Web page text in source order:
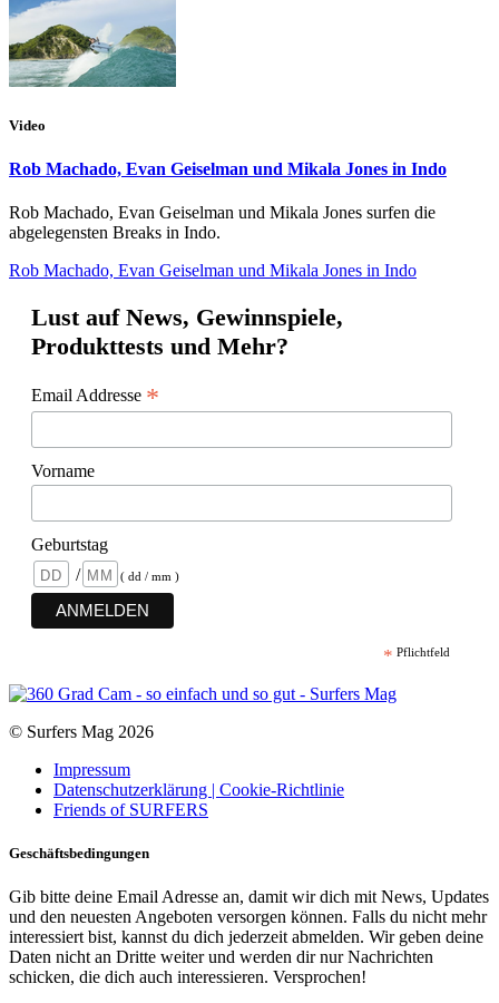
Video
Rob Machado, Evan Geiselman und Mikala Jones in Indo
Rob Machado, Evan Geiselman und Mikala Jones surfen die
abgelegensten Breaks in Indo.
Rob Machado, Evan Geiselman und Mikala Jones in Indo
Lust auf News, Gewinnspiele,
Produkttests und Mehr?
Email Addresse *
Vorname
Geburtstag
/
( dd / mm )
* Pflichtfeld
© Surfers Mag 2026
Impressum
Datenschutzerklärung | Cookie-Richtlinie
Friends of SURFERS
Geschäftsbedingungen
Gib bitte deine Email Adresse an, damit wir dich mit News, Updates
und den neuesten Angeboten versorgen können. Falls du nicht mehr
interessiert bist, kannst du dich jederzeit abmelden. Wir geben deine
Daten nicht an Dritte weiter und werden dir nur Nachrichten
schicken, die dich auch interessieren. Versprochen!